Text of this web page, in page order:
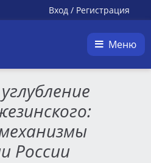
Вход / Регистрация
Меню
России